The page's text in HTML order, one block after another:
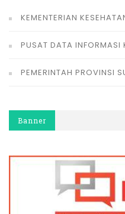
KEMENTERIAN
PUSAT DATA INFORMASI
PEMERINTAH PROVINSI
Banner